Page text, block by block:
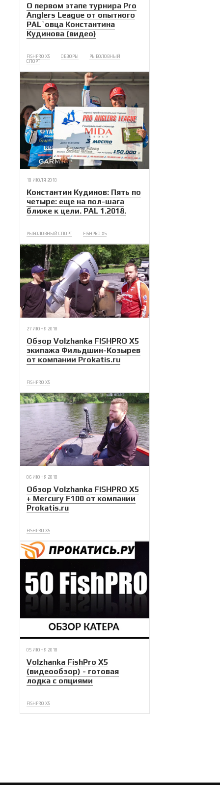
О первом этапе турнира Pro
Anglers League от опытного
PAL`овца Константина
Кудинова (видео)
FISHPRO X5 ОБЗОРЫ
РЫБОЛОВНЫЙ
СПОРТ
10 ИЮЛЯ 2018
Константин Кудинов: Пять по
четыре: еще на пол-шага
ближе к цели. PAL 1.2018.
РЫБОЛОВНЫЙ СПОРТ FISHPRO X5
27 ИЮНЯ 2018
Обзор Volzhanka FISHPRO X5
экипажа Фильдшин-Козырев
от компании Prokatis.ru
FISHPRO X5
06 ИЮНЯ 2018
Обзор Volzhanka FISHPRO X5
+ Mercury F100 от компании
Prokatis.ru
FISHPRO X5
05 ИЮНЯ 2018
Volzhanka FishPro X5
(видеообзор) - готовая
лодка с опциями
FISHPRO X5